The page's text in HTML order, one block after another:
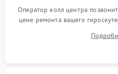
Оператор колл центра
цене ремонта вашего